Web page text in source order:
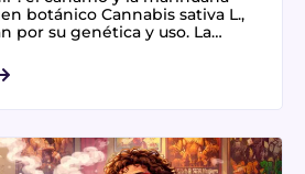
botánico Cannabis sativa L.,
por su genética y uso. La
menos del 0,3% de THC.
industriales y
CBD sin THC